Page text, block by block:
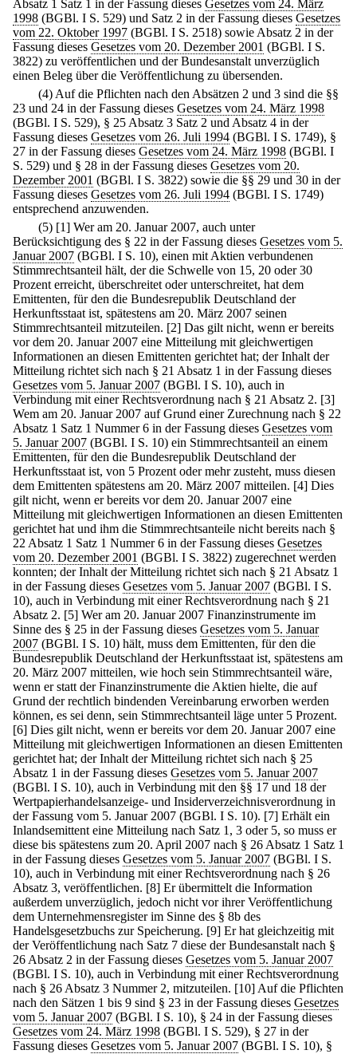
Absatz 1 Satz 1 in der Fassung dieses Gesetzes vom 24. März
1998 (BGBl. I S. 529) und Satz 2 in der Fassung dieses Gesetzes
vom 22. Oktober 1997 (BGBl. I S. 2518) sowie Absatz 2 in der
Fassung dieses Gesetzes vom 20. Dezember 2001 (BGBl. I S.
3822) zu veröffentlichen und der Bundesanstalt unverzüglich
einen Beleg über die Veröffentlichung zu übersenden.
(4) Auf die Pflichten nach den Absätzen 2 und 3 sind die §§
23 und 24 in der Fassung dieses Gesetzes vom 24. März 1998
(BGBl. I S. 529), § 25 Absatz 3 Satz 2 und Absatz 4 in der
Fassung dieses Gesetzes vom 26. Juli 1994 (BGBl. I S. 1749), §
27 in der Fassung dieses Gesetzes vom 24. März 1998 (BGBl. I
S. 529) und § 28 in der Fassung dieses Gesetzes vom 20.
Dezember 2001 (BGBl. I S. 3822) sowie die §§ 29 und 30 in der
Fassung dieses Gesetzes vom 26. Juli 1994 (BGBl. I S. 1749)
entsprechend anzuwenden.
(5) [1] Wer am 20. Januar 2007, auch unter
Berücksichtigung des § 22 in der Fassung dieses Gesetzes vom 5.
Januar 2007 (BGBl. I S. 10), einen mit Aktien verbundenen
Stimmrechtsanteil hält, der die Schwelle von 15, 20 oder 30
Prozent erreicht, überschreitet oder unterschreitet, hat dem
Emittenten, für den die Bundesrepublik Deutschland der
Herkunftsstaat ist, spätestens am 20. März 2007 seinen
Stimmrechtsanteil mitzuteilen. [2] Das gilt nicht, wenn er bereits
vor dem 20. Januar 2007 eine Mitteilung mit gleichwertigen
Informationen an diesen Emittenten gerichtet hat; der Inhalt der
Mitteilung richtet sich nach § 21 Absatz 1 in der Fassung dieses
Gesetzes vom 5. Januar 2007 (BGBl. I S. 10), auch in
Verbindung mit einer Rechtsverordnung nach § 21 Absatz 2. [3]
Wem am 20. Januar 2007 auf Grund einer Zurechnung nach § 22
Absatz 1 Satz 1 Nummer 6 in der Fassung dieses Gesetzes vom
5. Januar 2007 (BGBl. I S. 10) ein Stimmrechtsanteil an einem
Emittenten, für den die Bundesrepublik Deutschland der
Herkunftsstaat ist, von 5 Prozent oder mehr zusteht, muss diesen
dem Emittenten spätestens am 20. März 2007 mitteilen. [4] Dies
gilt nicht, wenn er bereits vor dem 20. Januar 2007 eine
Mitteilung mit gleichwertigen Informationen an diesen Emittenten
gerichtet hat und ihm die Stimmrechtsanteile nicht bereits nach §
22 Absatz 1 Satz 1 Nummer 6 in der Fassung dieses Gesetzes
vom 20. Dezember 2001 (BGBl. I S. 3822) zugerechnet werden
konnten; der Inhalt der Mitteilung richtet sich nach § 21 Absatz 1
in der Fassung dieses Gesetzes vom 5. Januar 2007 (BGBl. I S.
10), auch in Verbindung mit einer Rechtsverordnung nach § 21
Absatz 2. [5] Wer am 20. Januar 2007 Finanzinstrumente im
Sinne des § 25 in der Fassung dieses Gesetzes vom 5. Januar
2007 (BGBl. I S. 10) hält, muss dem Emittenten, für den die
Bundesrepublik Deutschland der Herkunftsstaat ist, spätestens am
20. März 2007 mitteilen, wie hoch sein Stimmrechtsanteil wäre,
wenn er statt der Finanzinstrumente die Aktien hielte, die auf
Grund der rechtlich bindenden Vereinbarung erworben werden
können, es sei denn, sein Stimmrechtsanteil läge unter 5 Prozent.
[6] Dies gilt nicht, wenn er bereits vor dem 20. Januar 2007 eine
Mitteilung mit gleichwertigen Informationen an diesen Emittenten
gerichtet hat; der Inhalt der Mitteilung richtet sich nach § 25
Absatz 1 in der Fassung dieses Gesetzes vom 5. Januar 2007
(BGBl. I S. 10), auch in Verbindung mit den §§ 17 und 18 der
Wertpapierhandelsanzeige- und Insiderverzeichnisverordnung in
der Fassung vom 5. Januar 2007 (BGBl. I S. 10). [7] Erhält ein
Inlandsemittent eine Mitteilung nach Satz 1, 3 oder 5, so muss er
diese bis spätestens zum 20. April 2007 nach § 26 Absatz 1 Satz 1
in der Fassung dieses Gesetzes vom 5. Januar 2007 (BGBl. I S.
10), auch in Verbindung mit einer Rechtsverordnung nach § 26
Absatz 3, veröffentlichen. [8] Er übermittelt die Information
außerdem unverzüglich, jedoch nicht vor ihrer Veröffentlichung
dem Unternehmensregister im Sinne des § 8b des
Handelsgesetzbuchs zur Speicherung. [9] Er hat gleichzeitig mit
der Veröffentlichung nach Satz 7 diese der Bundesanstalt nach §
26 Absatz 2 in der Fassung dieses Gesetzes vom 5. Januar 2007
(BGBl. I S. 10), auch in Verbindung mit einer Rechtsverordnung
nach § 26 Absatz 3 Nummer 2, mitzuteilen. [10] Auf die Pflichten
nach den Sätzen 1 bis 9 sind § 23 in der Fassung dieses Gesetzes
vom 5. Januar 2007 (BGBl. I S. 10), § 24 in der Fassung dieses
Gesetzes vom 24. März 1998 (BGBl. I S. 529), § 27 in der
Fassung dieses Gesetzes vom 5. Januar 2007 (BGBl. I S. 10), §